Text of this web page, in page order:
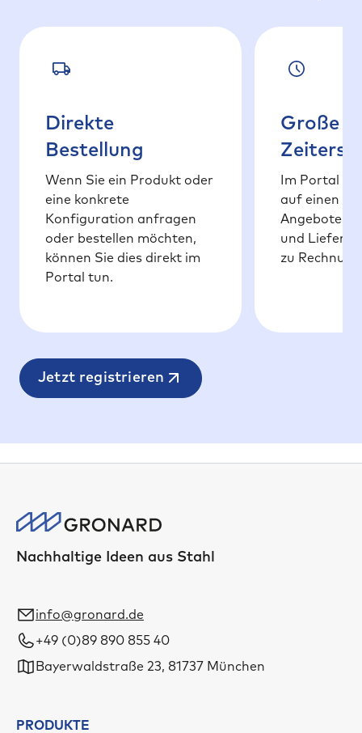
Direkte
Bestellung
Wenn Sie ein Produkt oder
eine konkrete
Konfiguration anfragen
oder bestellen möchten,
können Sie dies direkt im
Portal tun.
Große
Im Portal
auf einen
Angeboten
und
zu
Jetzt registrieren
Nachhaltige Ideen aus Stahl
info@gronard.de
+49 (0)89 890 855 40
Bayerwaldstraße 23, 81737 München
PRODUKTE